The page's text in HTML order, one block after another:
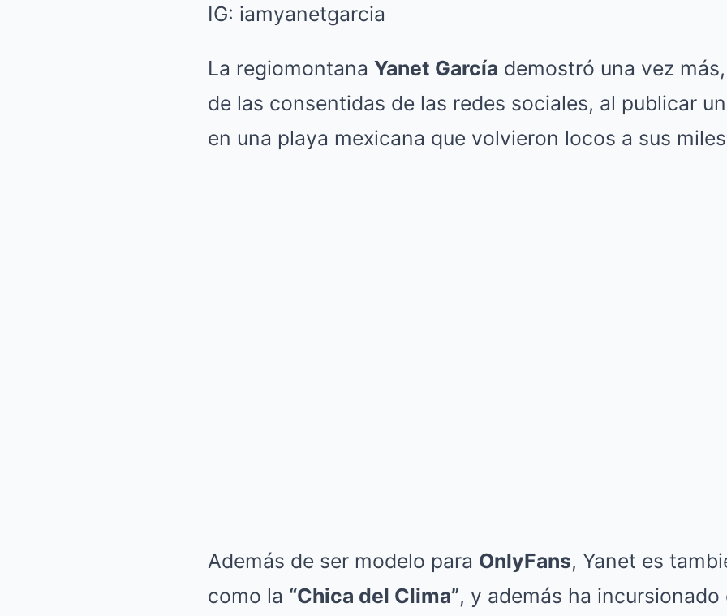
IG: iamyanetgarcia
La regiomontana Yanet García demostró una vez
de las consentidas de las redes sociales, al publicar
en una playa mexicana que volvieron locos a sus
Además de ser modelo para OnlyFans, Yanet es
como la “Chica del Clima”, y además ha incursionado